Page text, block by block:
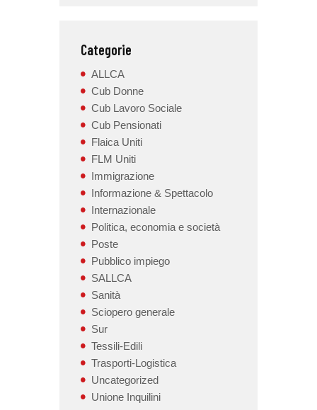
Categorie
ALLCA
Cub Donne
Cub Lavoro Sociale
Cub Pensionati
Flaica Uniti
FLM Uniti
Immigrazione
Informazione & Spettacolo
Internazionale
Politica, economia e società
Poste
Pubblico impiego
SALLCA
Sanità
Sciopero generale
Sur
Tessili-Edili
Trasporti-Logistica
Uncategorized
Unione Inquilini